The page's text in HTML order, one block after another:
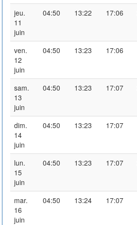
jeu.
11
juin
04:50 13:22 17:06
ven.
12
juin
04:50 13:23 17:06
sam.
13
juin
04:50 13:23 17:07
dim.
14
juin
04:50 13:23 17:07
lun.
15
juin
04:50 13:23 17:07
mar.
16
juin
04:50 13:24 17:07